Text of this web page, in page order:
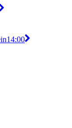
14:00